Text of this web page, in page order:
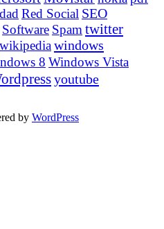
Red Social SEO
Software Spamtwitter
wikipediawindows
8 Windows Vista
youtube
by WordPress